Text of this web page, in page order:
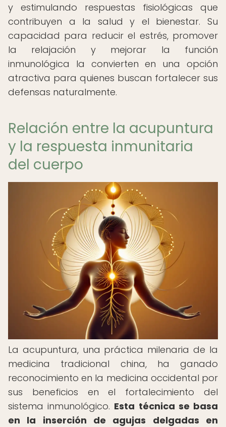
y estimulando respuestas fisiológicas que
contribuyen a la salud y el bienestar. Su
capacidad para reducir el estrés, promover
la relajación y mejorar la función
inmunológica la convierten en una opción
atractiva para quienes buscan fortalecer sus
defensas naturalmente.
Relación entre la acupuntura
y la respuesta inmunitaria
del cuerpo
La acupuntura, una práctica milenaria de la
medicina tradicional china, ha ganado
reconocimiento en la medicina occidental por
sus beneficios en el fortalecimiento del
sistema inmunológico. Esta técnica se basa
en la inserción de agujas delgadas en